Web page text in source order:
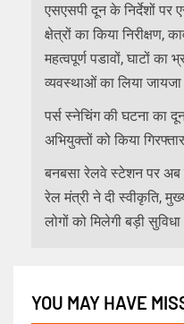
एसएसपी दून के निर्देशों पर
क्षेत्रों का किया निरीक्षण,
महत्वपूर्ण पडावों, घाटों
व्यवस्थाओं का लिया जायजा
पर्स स्नेचिंग की घटना का
अभियुक्तों को किया गिरफ्तार
बनबसा रेलवे स्टेशन पर
रेल मंत्री ने दी स्वीकृति,
लोगों को मिलेगी बड़ी सुविधा
YOU MAY HAVE